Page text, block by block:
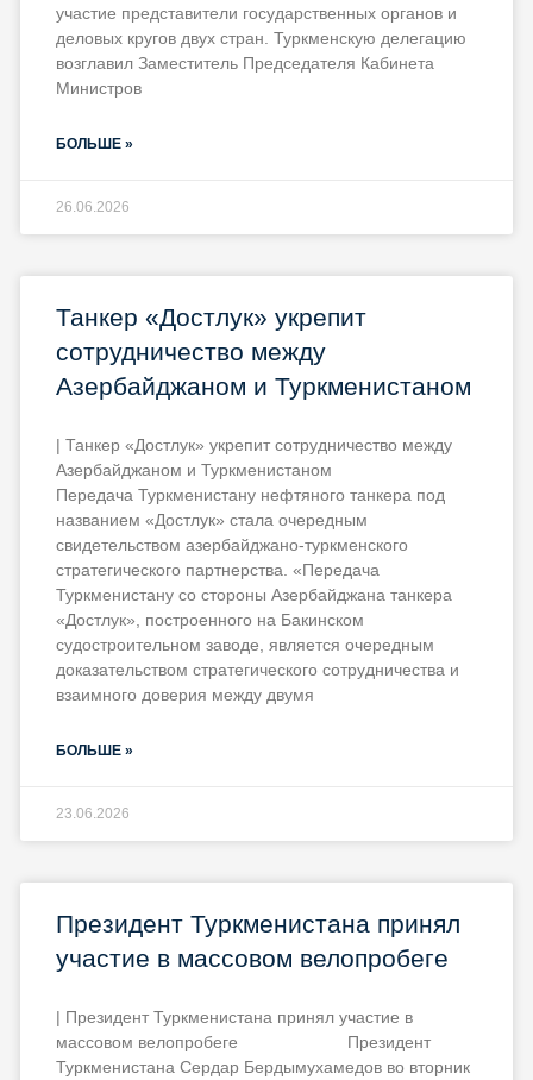
участие представители государственных органов и
деловых кругов двух стран. Туркменскую делегацию
возглавил Заместитель Председателя Кабинета
Министров
БОЛЬШЕ »
26.06.2026
Танкер «Достлук» укрепит
сотрудничество между
Азербайджаном и Туркменистаном
| Танкер «Достлук» укрепит сотрудничество между
Азербайджаном и Туркменистаном
Передача Туркменистану нефтяного танкера под
названием «Достлук» стала очередным
свидетельством азербайджано-туркменского
стратегического партнерства. «Передача
Туркменистану со стороны Азербайджана танкера
«Достлук», построенного на Бакинском
судостроительном заводе, является очередным
доказательством стратегического сотрудничества и
взаимного доверия между двумя
БОЛЬШЕ »
23.06.2026
Президент Туркменистана принял
участие в массовом велопробеге
| Президент Туркменистана принял участие в
массовом велопробеге Президент
Туркменистана Сердар Бердымухамедов во вторник